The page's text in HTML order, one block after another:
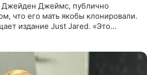
Джеймс, публично
что его мать якобы клонировали.
издание Just Jared. «Это